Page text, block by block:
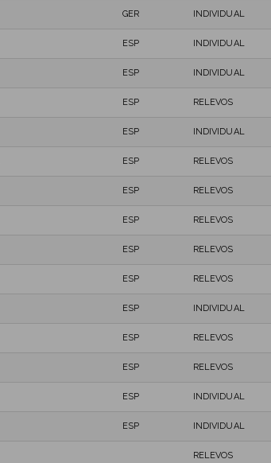
GER INDIVIDUAL
ESP INDIVIDUAL
ESP INDIVIDUAL
ESP RELEVOS
ESP INDIVIDUAL
ESP RELEVOS
ESP RELEVOS
ESP RELEVOS
ESP RELEVOS
ESP RELEVOS
ESP INDIVIDUAL
ESP RELEVOS
ESP RELEVOS
ESP INDIVIDUAL
ESP INDIVIDUAL
RELEVOS